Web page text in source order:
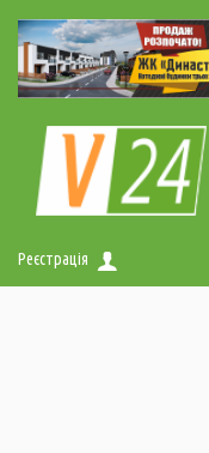
Реєстрація